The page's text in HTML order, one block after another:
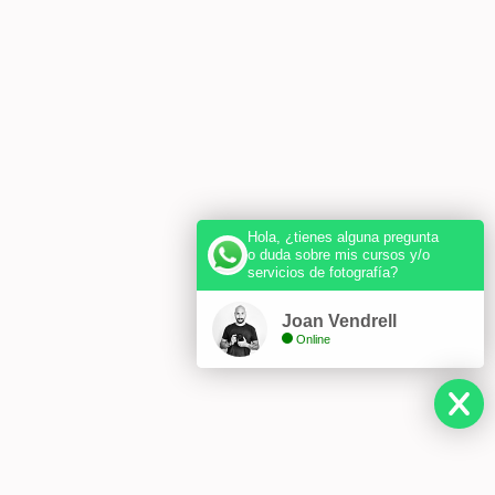
Hola, ¿tienes alguna pregunta
o duda sobre mis cursos y/o
servicios de fotografía?
Joan Vendrell
Online